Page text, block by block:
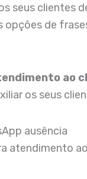
seus
opções de
ao
os seus
ausência
atendimento